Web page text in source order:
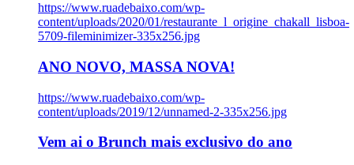
https://www.ruadebaixo.com/wp-
content/uploads/2020/01/restaurante_l_origine_chakall_lisboa-
5709-fileminimizer-335x256.jpg
ANO NOVO, MASSA NOVA!
https://www.ruadebaixo.com/wp-
content/uploads/2019/12/unnamed-2-335x256.jpg
Vem ai o Brunch mais exclusivo do ano